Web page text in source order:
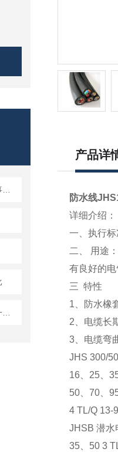
产品详
防水线
详细介绍：
一、执行标
二、
用途
有良好的
三 特性
1、防水橡
2、电缆长
3、电缆弯
JHS 300/
16、25、
50、70、
4 TL/Q 13-
JHSB 潜
35、50 3